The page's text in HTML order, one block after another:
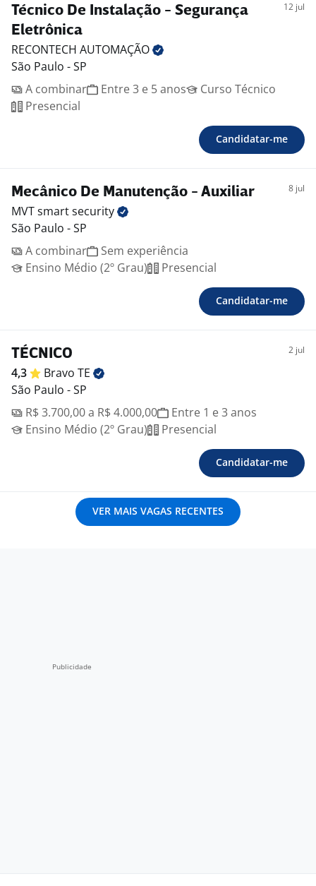
Técnico De Instalação - Segurança
Eletrônica
12 jul
RECONTECH AUTOMAÇÃO
São Paulo - SP
A combinar
Entre 3 e 5 anos
Curso Técnico
Presencial
Candidatar-me
Mecânico De Manutenção - Auxiliar 8 jul
MVT smartsecurity
São Paulo - SP
A combinar
Sem experiência
Ensino Médio (2º Grau)
Presencial
Candidatar-me
TÉCNICO 2 jul
4,3 Bravo TE
São Paulo - SP
R$ 3.700,00 a R$ 4.000,00
Entre 1 e 3 anos
Ensino Médio (2º Grau)
Presencial
Candidatar-me
VER MAIS VAGAS RECENTES